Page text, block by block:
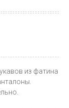
из фатина